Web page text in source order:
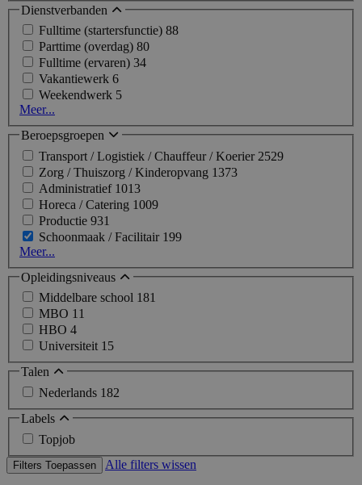
Dienstverbanden
Fulltime (startersfunctie) 88
Parttime (overdag) 80
Fulltime (ervaren) 34
Vakantiewerk 6
Weekendwerk 5
Meer...
Beroepsgroepen
Transport / Logistiek / Chauffeur / Koerier 2529
Zorg / Thuiszorg / Kinderopvang 1373
Administratief 1013
Horeca / Catering 1009
Productie 931
Schoonmaak / Facilitair 199
Meer...
Opleidingsniveaus
Middelbare school 181
MBO 11
HBO 4
Universiteit 15
Talen
Nederlands 182
Labels
Topjob
Filters Toepassen Alle filters wissen